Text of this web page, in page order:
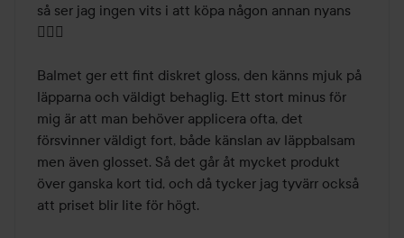
så ser jag ingen vits i att köpa någon annan nyans
🤷🏼‍♀️
Balmet ger ett fint diskret gloss, den känns mjuk på
läpparna och väldigt behaglig. Ett stort minus för
mig är att man behöver applicera ofta, det
försvinner väldigt fort, både känslan av läppbalsam
men även glosset. Så det går åt mycket produkt
över ganska kort tid, och då tycker jag tyvärr också
att priset blir lite för högt.